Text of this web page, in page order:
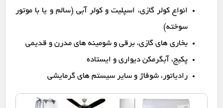
انواع کولر گازی، اسپلیت و کولر آبی (سالم و یا با موتور
سوخته)
بخاری های گازی، برقی و شومینه های مدرن و قدیمی
پکیج، آبگرمکن دیواری و ایستاده
رادیاتور، شوفاژ و سایر سیستم های گرمایشی